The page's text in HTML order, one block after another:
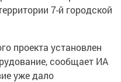
7-й городской
проекта установлен
сообщает ИА
уже дало